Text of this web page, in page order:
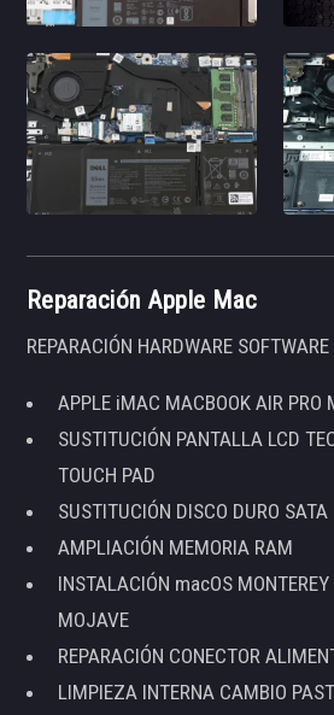
Reparación Apple Mac
REPARACIÓN HARDWARE SOFTWARE
APPLE iMAC MACBOOK AIR PRO
SUSTITUCIÓN PANTALLA LCD
TOUCH PAD
SUSTITUCIÓN DISCO DURO
AMPLIACIÓN MEMORIA RAM
INSTALACIÓN macOS
MOJAVE
REPARACIÓN CONECTOR
LIMPIEZA INTERNA CAMBIO